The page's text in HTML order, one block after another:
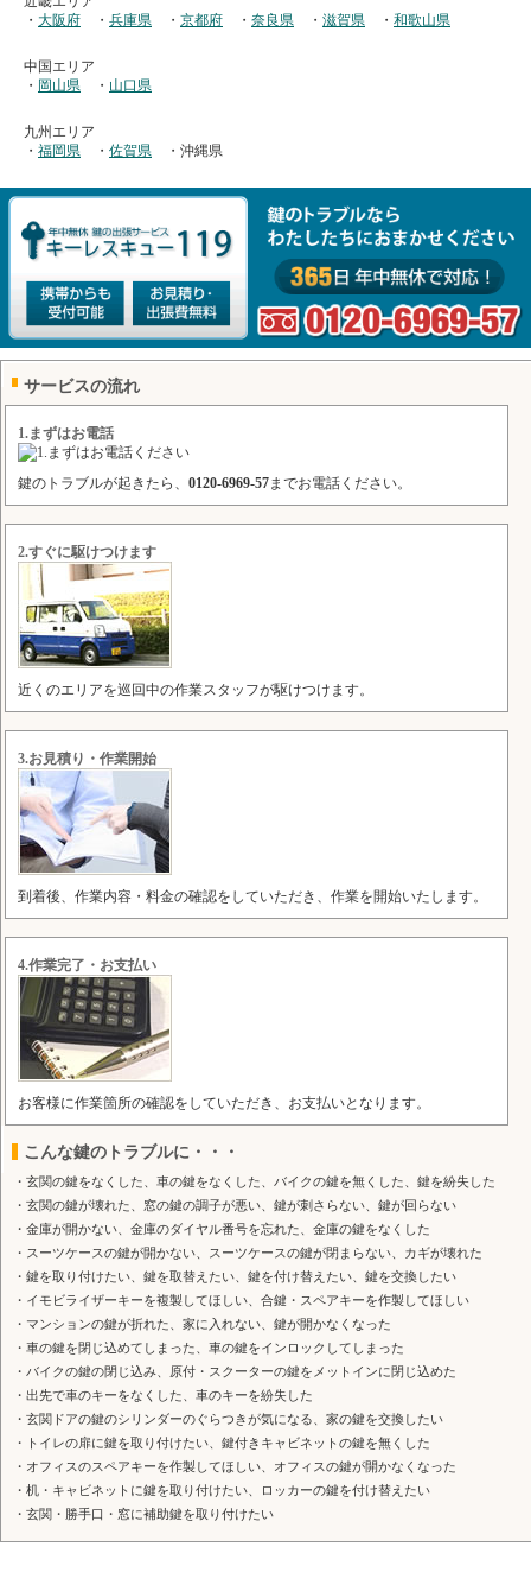
・ 大阪府 ・ 兵庫県 ・ 京都府 ・ 奈良県 ・ 滋賀県 ・ 和歌山県
中国エリア
・ 岡山県 ・ 山口県
九州エリア
・ 福岡県 ・ 佐賀県 ・沖縄県
サービスの流れ
1.まずはお電話
鍵のトラブルが起きたら、 0120-6969-57までお電話ください。
2.すぐに駆けつけます
近くのエリアを巡回中の作業スタッフが駆けつけます。
3.お見積り・作業開始
到着後、作業内容・料金の確認をしていただき、作業を開始いたします。
4.作業完了・お支払い
お客様に作業箇所の確認をしていただき、お支払いとなります。
こんな鍵のトラブルに・・・
・玄関の鍵をなくした、車の鍵をなくした、バイクの鍵を無くした、鍵を紛失した
・玄関の鍵が壊れた、窓の鍵の調子が悪い、鍵が刺さらない、鍵が回らない
・金庫が開かない、金庫のダイヤル番号を忘れた、金庫の鍵をなくした
・スーツケースの鍵が開かない、スーツケースの鍵が閉まらない、カギが壊れた
・鍵を取り付けたい、鍵を取替えたい、鍵を付け替えたい、鍵を交換したい
・イモビライザーキーを複製してほしい、合鍵・スペアキーを作製してほしい
・マンションの鍵が折れた、家に入れない、鍵が開かなくなった
・車の鍵を閉じ込めてしまった、車の鍵をインロックしてしまった
・バイクの鍵の閉じ込み、原付・スクーターの鍵をメットインに閉じ込めた
・出先で車のキーをなくした、車のキーを紛失した
・玄関ドアの鍵のシリンダーのぐらつきが気になる、家の鍵を交換したい
・トイレの扉に鍵を取り付けたい、鍵付きキャビネットの鍵を無くした
・オフィスのスペアキーを作製してほしい、オフィスの鍵が開かなくなった
・机・キャビネットに鍵を取り付けたい、ロッカーの鍵を付け替えたい
・玄関・勝手口・窓に補助鍵を取り付けたい